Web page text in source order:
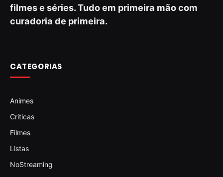
filmes e séries. Tudo em primeira mão com
curadoria de primeira.
CATEGORIAS
Animes
Criticas
Filmes
Listas
NoStreaming